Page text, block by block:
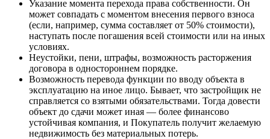
Указание момента перехода права собственности. Он
может совпадать с моментом внесения первого взноса
(если, например, сумма составляет от 50% стоимости),
наступать после погашения всей стоимости или на иных
условиях.
Неустойки, пени, штрафы, возможность расторжения
договора в одностороннем порядке.
Возможность перевода функции по вводу объекта в
эксплуатацию на иное лицо. Бывает, что застройщик не
справляется со взятыми обязательствами. Тогда довести
объект до сдачи может иная — более финансово
устойчивая компания, и Покупатель получит желаемую
недвижимость без материальных потерь.